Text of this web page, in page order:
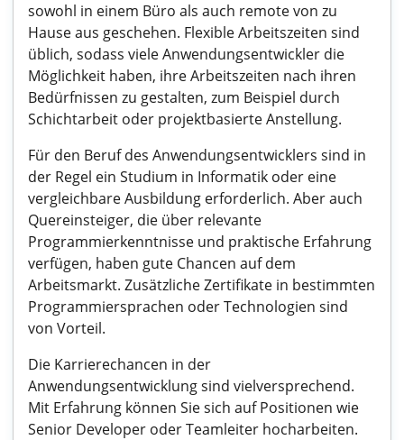
sowohl in einem Büro als auch remote von zu
Hause aus geschehen. Flexible Arbeitszeiten sind
üblich, sodass viele Anwendungsentwickler die
Möglichkeit haben, ihre Arbeitszeiten nach ihren
Bedürfnissen zu gestalten, zum Beispiel durch
Schichtarbeit oder projektbasierte Anstellung.
Für den Beruf des Anwendungsentwicklers sind in
der Regel ein Studium in Informatik oder eine
vergleichbare Ausbildung erforderlich. Aber auch
Quereinsteiger, die über relevante
Programmierkenntnisse und praktische Erfahrung
verfügen, haben gute Chancen auf dem
Arbeitsmarkt. Zusätzliche Zertifikate in bestimmten
Programmiersprachen oder Technologien sind
von Vorteil.
Die Karrierechancen in der
Anwendungsentwicklung sind vielversprechend.
Mit Erfahrung können Sie sich auf Positionen wie
Senior Developer oder Teamleiter hocharbeiten.